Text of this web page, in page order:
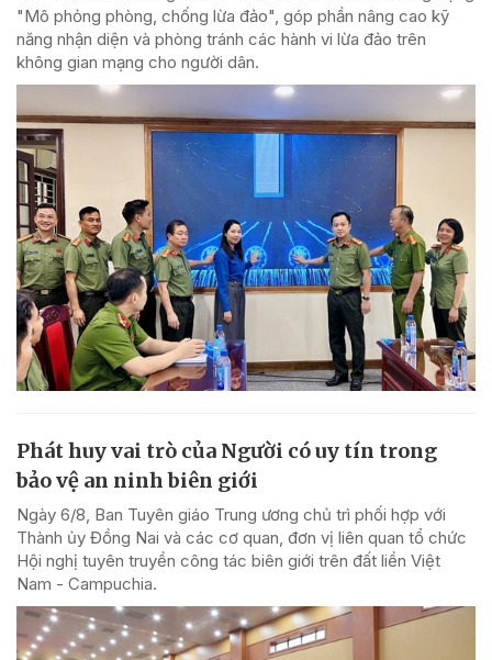
"Mô phỏng phòng, chống lừa đảo", góp phần nâng cao kỹ
năng nhận diện và phòng tránh các hành vi lừa đảo trên
không gian mạng cho người dân.
Phát huy vai trò của Người có uy tín trong
bảo vệ an ninh biên giới
Ngày 6/8, Ban Tuyên giáo Trung ương chủ trì phối hợp với
Thành ủy Đồng Nai và các cơ quan, đơn vị liên quan tổ chức
Hội nghị tuyên truyền công tác biên giới trên đất liền Việt
Nam - Campuchia.